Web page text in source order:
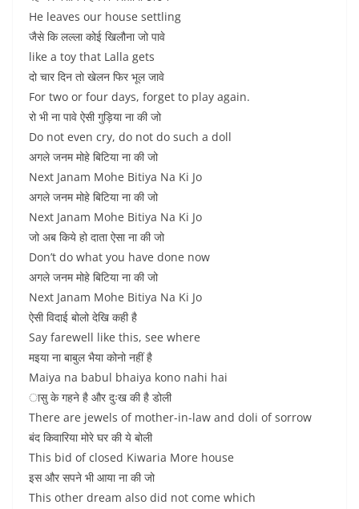
He leaves our house settling
जैसे कि लल्ला कोई खिलौना जो पावे
like a toy that Lalla gets
दो चार दिन तो खेलन फिर भूल जावे
For two or four days, forget to play again.
रो भी ना पावे ऐसी गुड़िया ना की जो
Do not even cry, do not do such a doll
अगले जनम मोहे बिटिया ना की जो
Next Janam Mohe Bitiya Na Ki Jo
अगले जनम मोहे बिटिया ना की जो
Next Janam Mohe Bitiya Na Ki Jo
जो अब किये हो दाता ऐसा ना की जो
Don’t do what you have done now
अगले जनम मोहे बिटिया ना की जो
Next Janam Mohe Bitiya Na Ki Jo
ऐसी विदाई बोलो देखि कही है
Say farewell like this, see where
मइया ना बाबुल भैया कोनो नहीं है
Maiya na babul bhaiya kono nahi hai
ासु के गहने है और दुःख की है डोली
There are jewels of mother-in-law and doli of sorrow
बंद किवारिया मोरे घर की ये बोली
This bid of closed Kiwaria More house
इस और सपने भी आया ना की जो
This other dream also did not come which